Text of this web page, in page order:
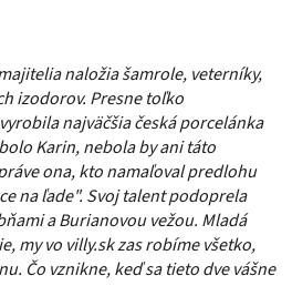
naložia šamrole, veterníky,
izodorov. Presne toľko
najväčšia česká porcelánka
Karin, nebola by ani táto
ona, kto namaľoval predlohu
na ľade". Svoj talent podoprela
a Burianovou vežou. Mladá
my vo villy.sk zas robíme všetko,
Čo vznikne, keď sa tieto dve vášne